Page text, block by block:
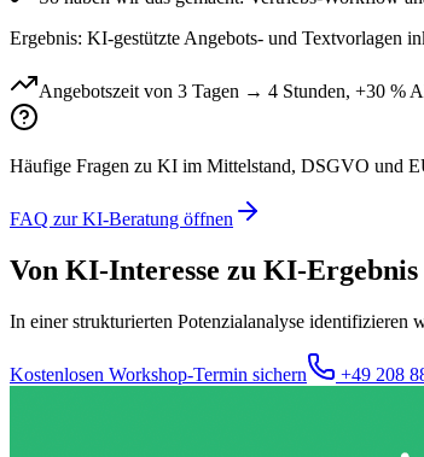
Ergebnis: KI-gestützte Angebots- und Textvorlagen
Angebotszeit von 3 Tagen → 4 Stunden, +30 %
Häufige Fragen zu KI im Mittelstand, DSGVO und
FAQ zur KI-Beratung öffnen
Von KI-Interesse zu KI-
In einer strukturierten Potenzialanalyse
Kostenlosen Workshop-Termin sichern +49 208